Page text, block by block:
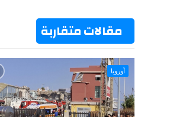
مقالات متقاربة
أوروبا